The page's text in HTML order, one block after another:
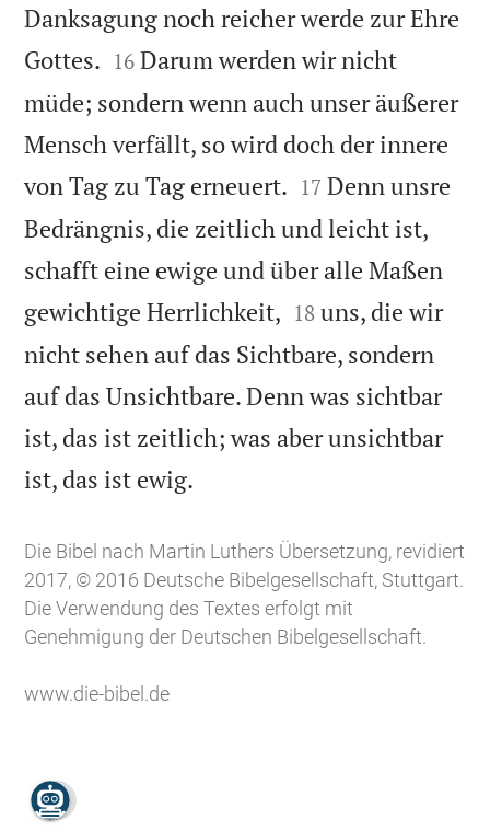
Danksagung noch reicher werde zur Ehre
Gottes. 

16 Darum werden wir nicht
müde; sondern wenn auch unser äußerer
Mensch verfällt, so wird doch der innere
von Tag zu Tag erneuert. 

17 Denn unsre
Bedrängnis, die zeitlich und leicht ist,
schafft eine ewige und über alle Maßen
gewichtige Herrlichkeit, 

18 uns, die wir
nicht sehen auf das Sichtbare, sondern
auf das Unsichtbare. Denn was sichtbar
ist, das ist zeitlich; was aber unsichtbar
ist, das ist ewig.
Die Bibel nach Martin Luthers Übersetzung, revidiert
2017, © 2016 Deutsche Bibelgesellschaft, Stuttgart.
Die Verwendung des Textes erfolgt mit
Genehmigung der Deutschen Bibelgesellschaft.
www.die-bibel.de